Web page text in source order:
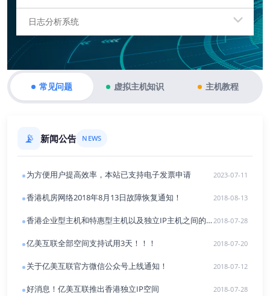
日志分析系统
常见问题 虚拟主机知识 主机教程
📡 新闻公告 NEWS
为方便用户提高效率，本站已支持电子发票申请 2023-07-11
香港机房网络2018年8月13日故障恢复通知！ 2018-08-13
香港企业型主机和特惠型主机以及独立IP主机之间的
2018-07-28
亿美互联全部空间支持试用3天！！！ 2018-07-20
关于亿美互联官方微信公众号上线通知！ 2018-07-12
好消息！亿美互联推出香港独立IP空间 2018-07-28